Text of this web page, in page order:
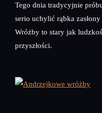
Tego dnia tradycyjnie
serio uchylić rąbka
Wróżby to stary jak
przyszłości.